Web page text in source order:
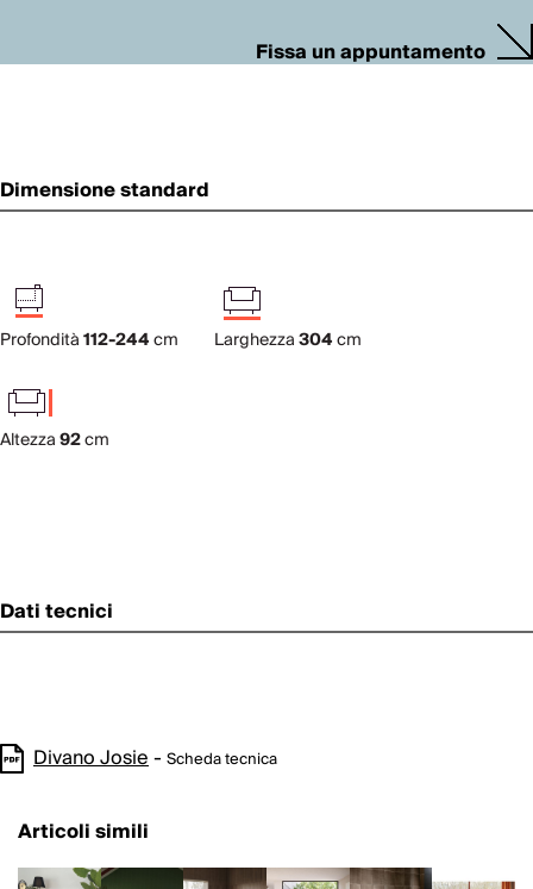
Fissa un appuntamento
Dimensione standard
Profondità112-244cm Larghezza304cm
Altezza92cm
Dati tecnici
Divano Josie- Scheda tecnica
Articoli simili